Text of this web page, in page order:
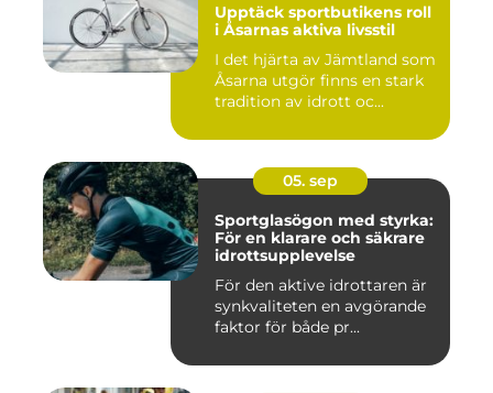
Upptäck sportbutikens roll
i Åsarnas aktiva livsstil
I det hjärta av Jämtland som
Åsarna utgör finns en stark
tradition av idrott oc...
05. sep
Sportglasögon med styrka:
För en klarare och säkrare
idrottsupplevelse
För den aktive idrottaren är
synkvaliteten en avgörande
faktor för både pr...